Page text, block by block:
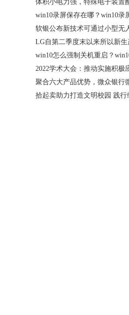
体积小电力强，特殊电子装置
win10录屏保存在哪？win10录
win10怎么强制关机重启？
2022学术大会：推动实施积极
聚合六大产品优势，微众银行
拾起卖助力打造文明校园 践